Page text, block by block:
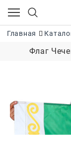
Главная
Флаг